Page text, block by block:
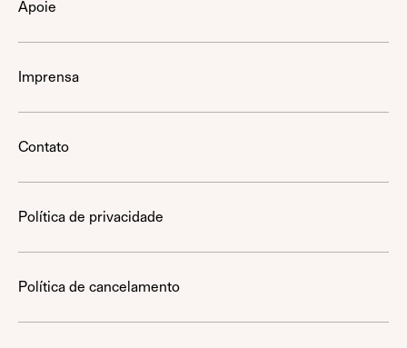
Apoie
Imprensa
Contato
Política de privacidade
Política de cancelamento